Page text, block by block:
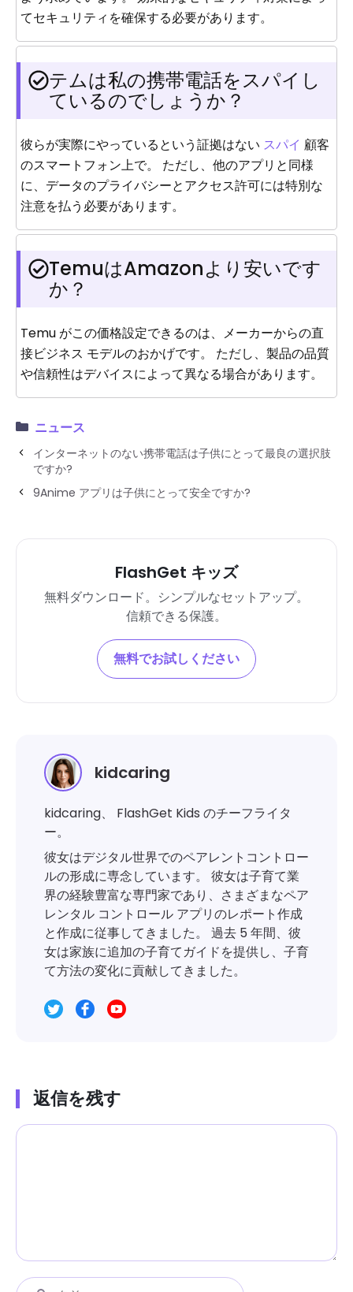
てセキュリティを確保する必要があります。
テムは私の携帯電話をスパイし
ているのでしょうか？
彼らが実際にやっているという証拠はない スパイ 顧客
のスマートフォン上で。 ただし、他のアプリと同様
に、データのプライバシーとアクセス許可には特別な
注意を払う必要があります。
TemuはAmazonより安いです
か？
Temu がこの価格設定できるのは、メーカーからの直
接ビジネス モデルのおかげです。 ただし、製品の品質
や信頼性はデバイスによって異なる場合があります。
ニュース
インターネットのない携帯電話は子供にとって最良の選択肢
ですか?
9Anime アプリは子供にとって安全ですか?
FlashGet キッズ
無料ダウンロード。シンプルなセットアップ。
信頼できる保護。
無料でお試しください
kidcaring
kidcaring、 FlashGet Kids のチーフライタ
ー。
彼女はデジタル世界でのペアレントコントロー
ルの形成に専念しています。 彼女は子育て業
界の経験豊富な専門家であり、さまざまなペア
レンタル コントロール アプリのレポート作成
と作成に従事してきました。 過去 5 年間、彼
女は家族に追加の子育てガイドを提供し、子育
て方法の変化に貢献してきました。
返信を残す